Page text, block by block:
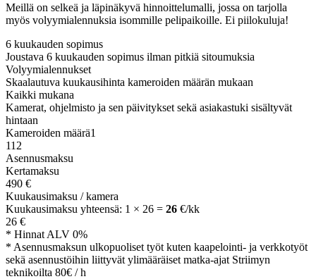
Meillä on selkeä ja läpinäkyvä hinnoittelumalli, jossa on tarjolla
myös volyymialennuksia isommille pelipaikoille. Ei piilokuluja!
6 kuukauden sopimus
Joustava 6 kuukauden sopimus ilman pitkiä sitoumuksia
Volyymialennukset
Skaalautuva kuukausihinta kameroiden määrän mukaan
Kaikki mukana
Kamerat, ohjelmisto ja sen päivitykset sekä asiakastuki sisältyvät
hintaan
Kameroiden määrä1
112
Asennusmaksu
Kertamaksu
490 €
Kuukausimaksu / kamera
Kuukausimaksu yhteensä: 1 × 26 = 26 €/kk
26 €
* Hinnat ALV 0%
* Asennusmaksun ulkopuoliset työt kuten kaapelointi- ja verkkotyöt
sekä asennustöihin liittyvät ylimääräiset matka-ajat Striimyn
teknikoilta 80€ / h